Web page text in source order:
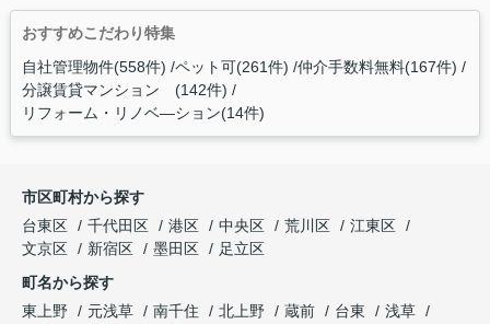
おすすめこだわり特集
自社管理物件(558件) ペット可(261件) 仲介手数料無料(167件)
分譲賃貸マンション (142件)
リフォーム・リノベ―ション(14件)
市区町村から探す
台東区
千代田区 港区 中央区 荒川区
江東区
文京区
新宿区 墨田区
足立区
町名から探す
東上野
元浅草 南千住 北上野 蔵前 台東
浅草